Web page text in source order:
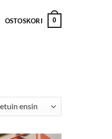
OSTOSKORI 0